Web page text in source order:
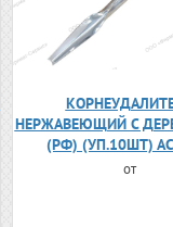
НЕРЖАВЕЮЩИЙ С
(РФ) (УП.10ШТ)
от